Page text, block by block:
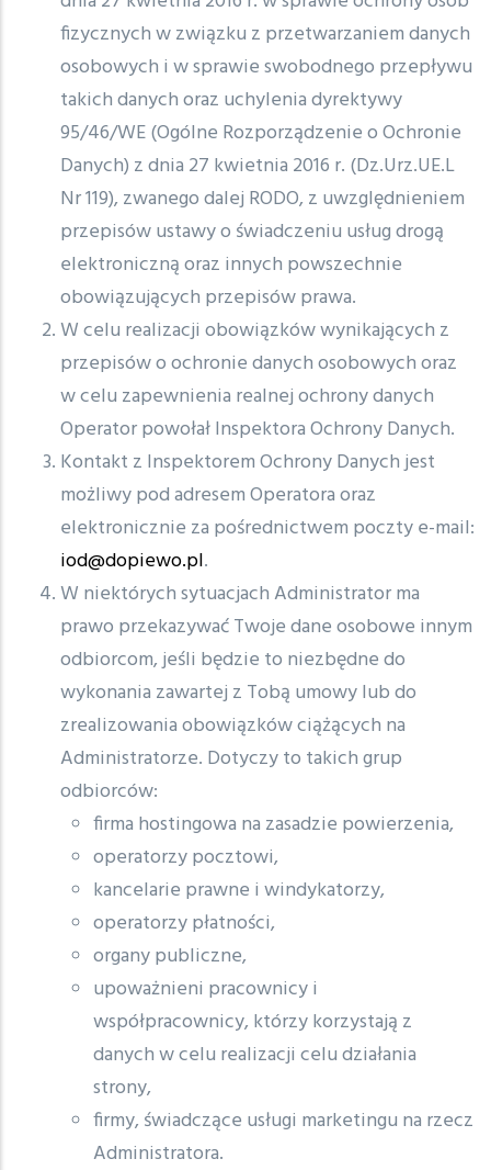
fizycznych w związku z przetwarzaniem danych
osobowych i w sprawie swobodnego przepływu
takich danych oraz uchylenia dyrektywy
95/46/WE (Ogólne Rozporządzenie o Ochronie
Danych) z dnia 27 kwietnia 2016 r. (Dz.Urz.UE.L
Nr 119), zwanego dalej RODO, z uwzględnieniem
przepisów ustawy o świadczeniu usług drogą
elektroniczną oraz innych powszechnie
obowiązujących przepisów prawa.
W celu realizacji obowiązków wynikających z
przepisów o ochronie danych osobowych oraz
w celu zapewnienia realnej ochrony danych
Operator powołał Inspektora Ochrony Danych.
Kontakt z Inspektorem Ochrony Danych jest
możliwy pod adresem Operatora oraz
elektronicznie za pośrednictwem poczty e-mail:
iod@dopiewo.pl.
W niektórych sytuacjach Administrator ma
prawo przekazywać Twoje dane osobowe innym
odbiorcom, jeśli będzie to niezbędne do
wykonania zawartej z Tobą umowy lub do
zrealizowania obowiązków ciążących na
Administratorze. Dotyczy to takich grup
odbiorców:
firma hostingowa na zasadzie powierzenia,
operatorzy pocztowi,
kancelarie prawne i windykatorzy,
operatorzy płatności,
organy publiczne,
upoważnieni pracownicy i
współpracownicy, którzy korzystają z
danych w celu realizacji celu działania
strony,
firmy, świadczące usługi marketingu na rzecz
Administratora.